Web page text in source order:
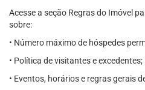
Acesse a seção Regras do Imóvel
sobre:
• Número máximo de hóspedes
• Política de visitantes e excedentes;
• Eventos, horários e regras gerais